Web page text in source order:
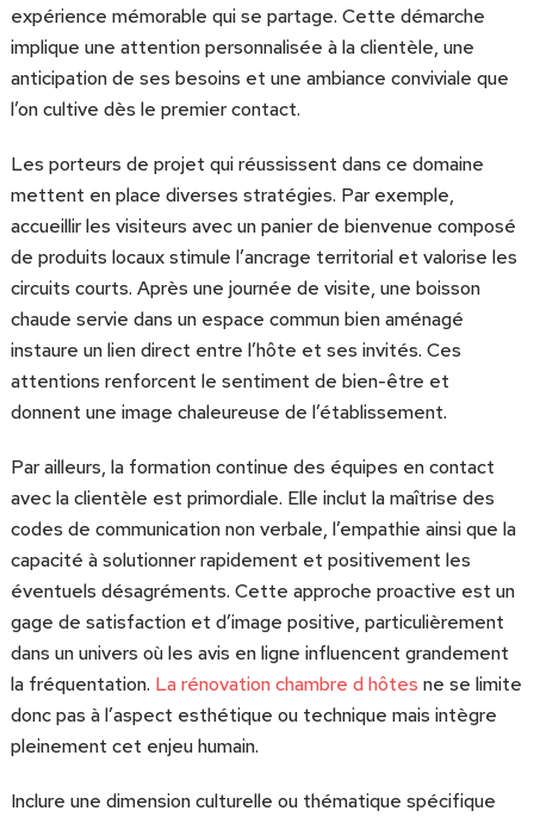
expérience mémorable qui se partage. Cette démarche
implique une attention personnalisée à la clientèle, une
anticipation de ses besoins et une ambiance conviviale que
l’on cultive dès le premier contact.
Les porteurs de projet qui réussissent dans ce domaine
mettent en place diverses stratégies. Par exemple,
accueillir les visiteurs avec un panier de bienvenue composé
de produits locaux stimule l’ancrage territorial et valorise les
circuits courts. Après une journée de visite, une boisson
chaude servie dans un espace commun bien aménagé
instaure un lien direct entre l’hôte et ses invités. Ces
attentions renforcent le sentiment de bien-être et
donnent une image chaleureuse de l’établissement.
Par ailleurs, la formation continue des équipes en contact
avec la clientèle est primordiale. Elle inclut la maîtrise des
codes de communication non verbale, l’empathie ainsi que la
capacité à solutionner rapidement et positivement les
éventuels désagréments. Cette approche proactive est un
gage de satisfaction et d’image positive, particulièrement
dans un univers où les avis en ligne influencent grandement
la fréquentation. La rénovation chambre d hôtes ne se limite
donc pas à l’aspect esthétique ou technique mais intègre
pleinement cet enjeu humain.
Inclure une dimension culturelle ou thématique spécifique